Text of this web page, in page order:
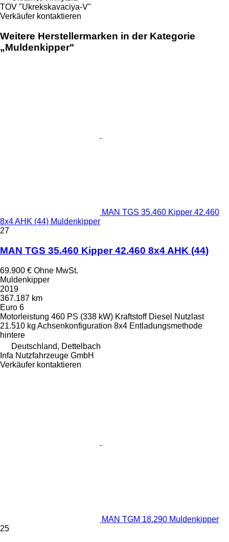
TOV "Ukrekskavaciya-V"
Verkäufer kontaktieren
Weitere Herstellermarken in der Kategorie
„Muldenkipper"
MAN TGS 35.460 Kipper 42.460
8x4 AHK (44) Muldenkipper
27
MAN TGS 35.460 Kipper 42.460 8x4 AHK (44)
69.900 € Ohne MwSt.
Muldenkipper
2019
367.187 km
Euro 6
Motorleistung 460 PS (338 kW) Kraftstoff Diesel Nutzlast
21.510 kg Achsenkonfiguration 8x4 Entladungsmethode
hintere
Deutschland, Dettelbach
Infa Nutzfahrzeuge GmbH
Verkäufer kontaktieren
MAN TGM 18.290 Muldenkipper
25